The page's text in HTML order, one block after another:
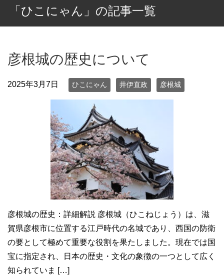
「ひこにゃん」の記事一覧
彦根城の歴史について
2025年3月7日 ひこにゃん 井伊直政 彦根城
彦根城の歴史：詳細解説 彦根城（ひこねじょう）は、滋
賀県彦根市に位置する江戸時代の名城であり、西国の防衛
の要として極めて重要な役割を果たしました。現在では国
宝に指定され、日本の歴史・文化の象徴の一つとして広く
知られていま […]